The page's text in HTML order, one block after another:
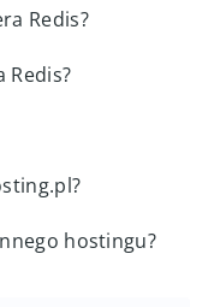
Redis?
Redis?
hostingu?